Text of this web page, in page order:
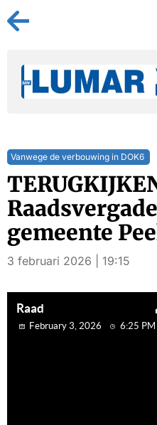
Vanwege de verbouwing in DOK6
gemeente
3 februari 2026 | 19:15